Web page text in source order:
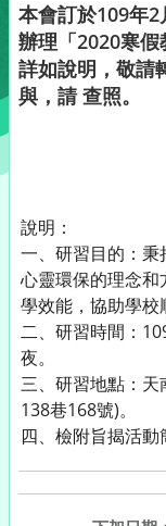
本會訂於109年
辦理「2020寒假
詳如說明，敬請
與，請 查照。
說明：
一、研習目的：
心靈環保的理念
學效能，協助學校
二、研習時間：
夜。
三、研習地點：
138巷168號)。
四、檢附旨揭活動